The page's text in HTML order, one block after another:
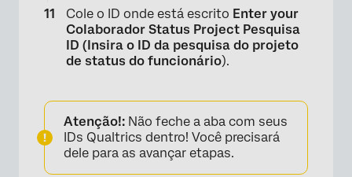
×
Cole o ID onde está escrito Enter your
Colaborador Status Project Pesquisa
ID (Insira o ID da pesquisa do projeto
de status do funcionário).
Atenção!: Não feche a aba com seus
IDs Qualtrics dentro! Você precisará
dele para as avançar etapas.